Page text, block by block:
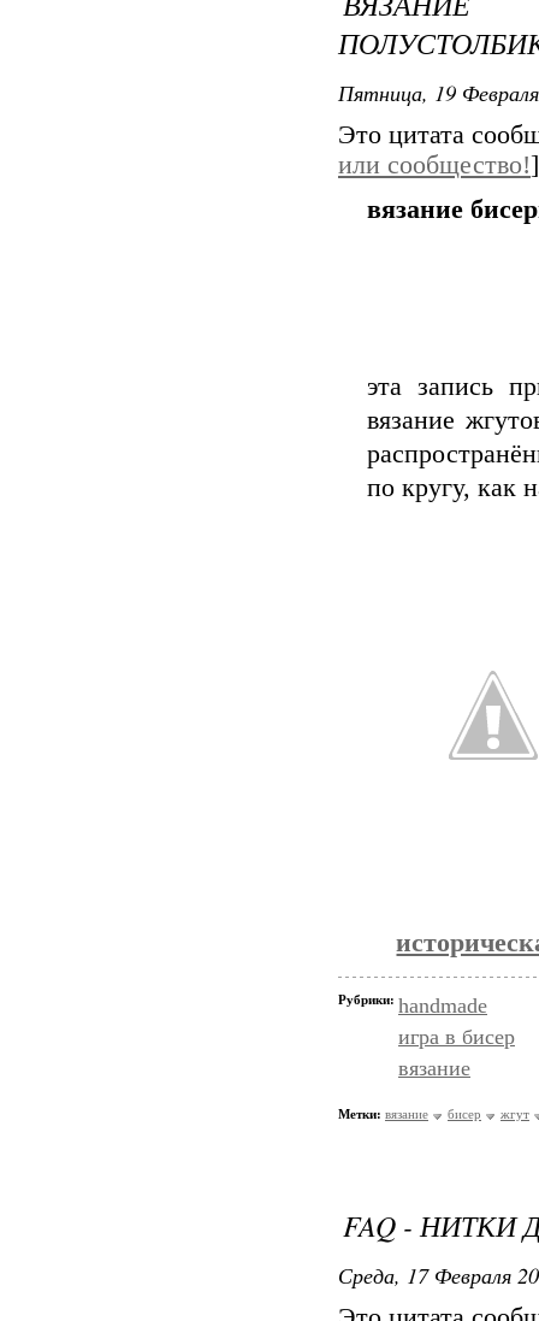
Пятница, 19
Это цитата
или сообщество!]
вязание
эта запись
вязание
по кругу, как
Рубрики: handmade
игра в бисер
вязание
Метки: вязание бисер жгут
FAQ -
Среда, 17 Февраля